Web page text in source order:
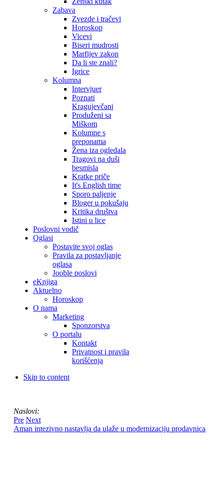
Zabava
Zvezde i tračevi
Horoskop
Vicevi
Biseri mudrosti
Marfijev zakon
Da li ste znali?
Igrice
Kolumna
Intervjuer
Poznati
Kragujevčani
Produženi sa
Miškom
Kolumne s
preponama
Žena iza ogledala
Tragovi na duši
besmisla
Kratke priče
It's English time
Sporo paljenje
Bloger u pokušaju
Kritika društva
Istini u lice
Poslovni vodič
Oglasi
Postavite svoj oglas
Pravila za postavljanje
oglasa
Jooble poslovi
eKnjiga
Aktuelno
Horoskop
O nama
Marketing
Sponzorstva
O portalu
Kontakt
Privatnost i pravila
korišćenja
Skip to content
Naslovi:
Pre Next
Aman intezivno nastavlja da ulaže u modernizaciju prodavnica